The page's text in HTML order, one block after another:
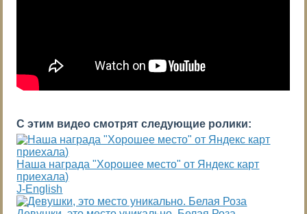
С этим видео смотрят следующие ролики:
Наша награда "Хорошее место" от Яндекс карт
приехала)
J-English